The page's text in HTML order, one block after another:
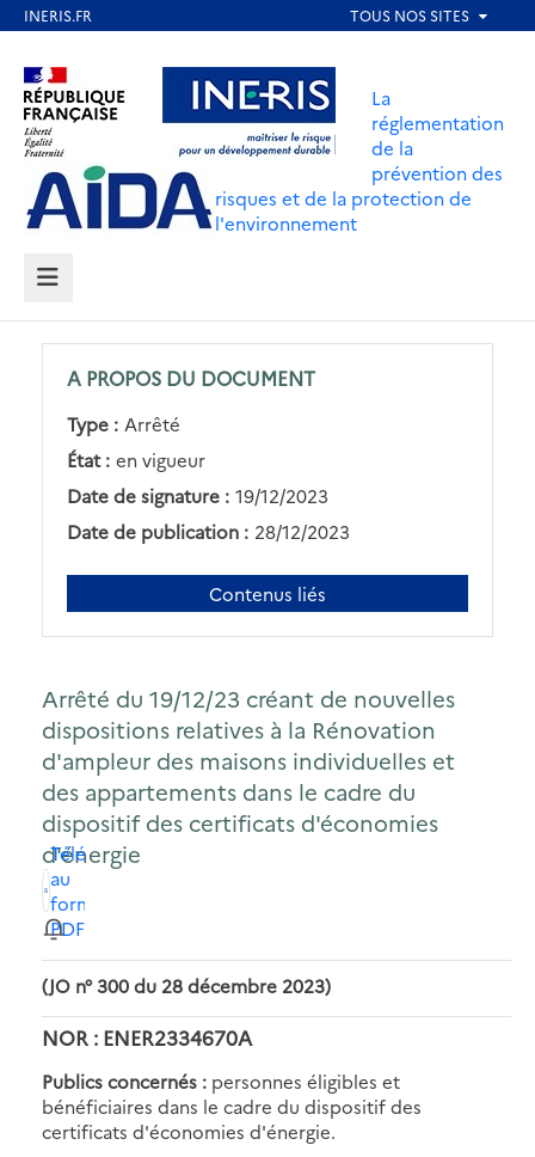
contenu
principal
Aller au contenu Aller au menu
Aller au pied de page
La
réglementation
de la
prévention des
risques et de la protection de
l'environnement
MENU
A PROPOS DU DOCUMENT
Type : Arrêté
État : en vigueur
Date de signature : 19/12/2023
Date de publication : 28/12/2023
Contenus liés
Arrêté du 19/12/23 créant de nouvelles
dispositions relatives à la Rénovation
d'ampleur des maisons individuelles et
des appartements dans le cadre du
dispositif des certificats d'économies
d'énergie
Télécharger
au
format
PDF
(JO n° 300 du 28 décembre 2023)
NOR : ENER2334670A
Publics concernés : personnes éligibles et
bénéficiaires dans le cadre du dispositif des
certificats d'économies d'énergie.